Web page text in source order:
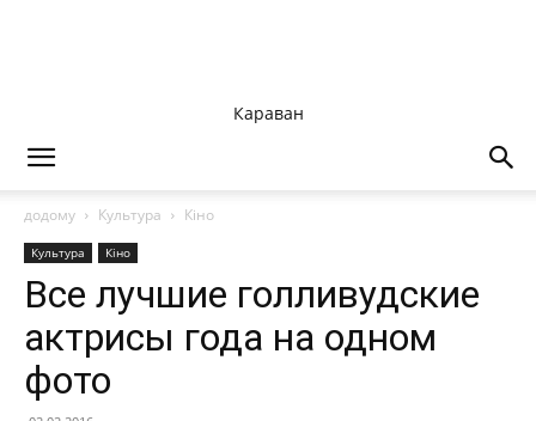
Караван
додому Культура Кіно
Культура Кіно
Все лучшие голливудские
актрисы года на одном
фото